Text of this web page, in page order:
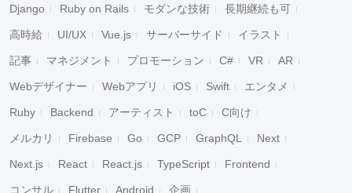
Django Ruby on Rails モダンな技術 長期継続も可
高時給 UI/UX Vue.js サーバーサイド イラスト
記事 マネジメント プロモーション C# VR AR
Webデザイナー Webアプリ iOS Swift エンタメ
Ruby Backend アーティスト toC C向け
メルカリ Firebase Go GCP GraphQL Next
Next.js React React.js TypeScript Frontend
コンサル Flutter Android 企画